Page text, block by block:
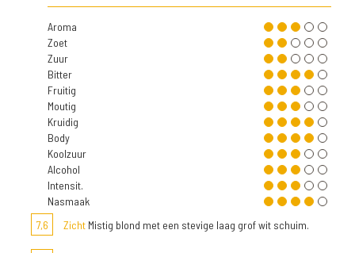
Aroma
Zoet
Zuur
Bitter
Fruitig
Moutig
Kruidig
Body
Koolzuur
Alcohol
Intensit.
Nasmaak
7,6
Zicht Mistig blond met een stevige laag grof wit schuim.